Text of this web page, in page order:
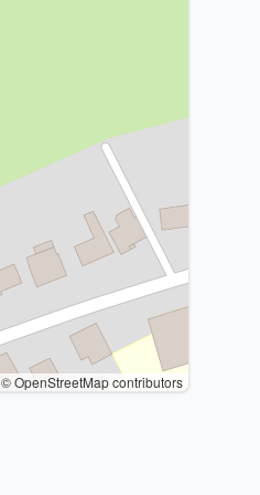
© OpenStreetMap contributors